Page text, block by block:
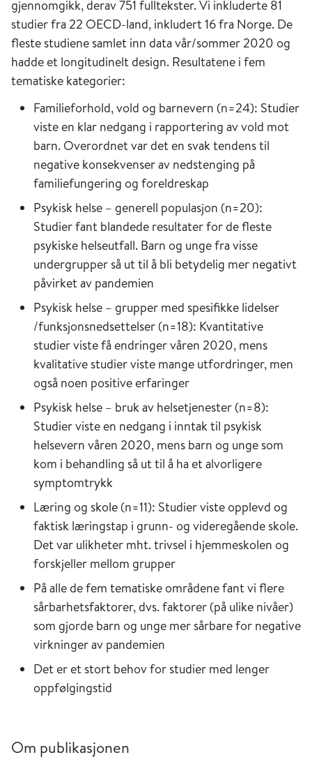
gjennomgikk, derav 751 fulltekster. Vi inkluderte 81
studier fra 22 OECD-land, inkludert 16 fra Norge. De
fleste studiene samlet inn data vår/sommer 2020 og
hadde et longitudinelt design. Resultatene i fem
tematiske kategorier:
Familieforhold, vold og barnevern (n=24): Studier
viste en klar nedgang i rapportering av vold mot
barn. Overordnet var det en svak tendens til
negative konsekvenser av nedstenging på
familiefungering og foreldreskap
Psykisk helse – generell populasjon (n=20):
Studier fant blandede resultater for de fleste
psykiske helseutfall. Barn og unge fra visse
undergrupper så ut til å bli betydelig mer negativt
påvirket av pandemien
Psykisk helse – grupper med spesifikke lidelser
/funksjonsnedsettelser (n=18): Kvantitative
studier viste få endringer våren 2020, mens
kvalitative studier viste mange utfordringer, men
også noen positive erfaringer
Psykisk helse – bruk av helsetjenester (n=8):
Studier viste en nedgang i inntak til psykisk
helsevern våren 2020, mens barn og unge som
kom i behandling så ut til å ha et alvorligere
symptomtrykk
Læring og skole (n=11): Studier viste opplevd og
faktisk læringstap i grunn- og videregående skole.
Det var ulikheter mht. trivsel i hjemmeskolen og
forskjeller mellom grupper
På alle de fem tematiske områdene fant vi flere
sårbarhetsfaktorer, dvs. faktorer (på ulike nivåer)
som gjorde barn og unge mer sårbare for negative
virkninger av pandemien
Det er et stort behov for studier med lenger
oppfølgingstid
Om publikasjonen